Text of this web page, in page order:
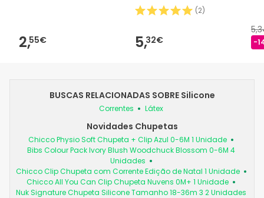
2,55€
(2)
5,32€ -
BUSCAS RELACIONADAS SOBRE Silicone
Correntes Látex
Novidades Chupetas
Chicco Physio Soft Chupeta + Clip Azul 0-6M 1 Unidade
Bibs Colour Pack Ivory Blush Woodchuck Blossom 0-6M 4
Unidades
Chicco Clip Chupeta com Corrente Edição de Natal 1 Unidade
Chicco All You Can Clip Chupeta Nuvens 0M+ 1 Unidade
Nuk Signature Chupeta Silicone Tamanho 18-36m 3 2 Unidades